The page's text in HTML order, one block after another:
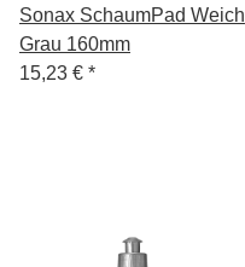
Sonax SchaumPad Weich
Grau 160mm
15,23 € *